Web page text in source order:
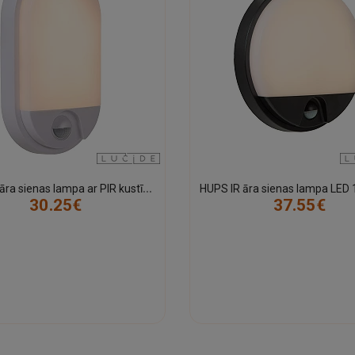
H
UPS IR āra sienas lampa ar PIR kustības un dienas/nakts sensoriem, integrēts LED, 10 W, 950 lm, 3000 K, balta (Lucide)
30.25€
37.55€